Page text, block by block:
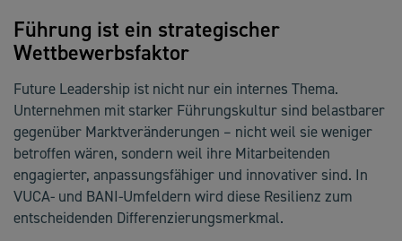
Führung ist ein strategischer
Wettbewerbsfaktor
Future Leadership ist nicht nur ein internes Thema.
Unternehmen mit starker Führungskultur sind belastbarer
gegenüber Marktveränderungen – nicht weil sie weniger
betroffen wären, sondern weil ihre Mitarbeitenden
engagierter, anpassungsfähiger und innovativer sind. In
VUCA- und BANI-Umfeldern wird diese Resilienz zum
entscheidenden Differenzierungsmerkmal.